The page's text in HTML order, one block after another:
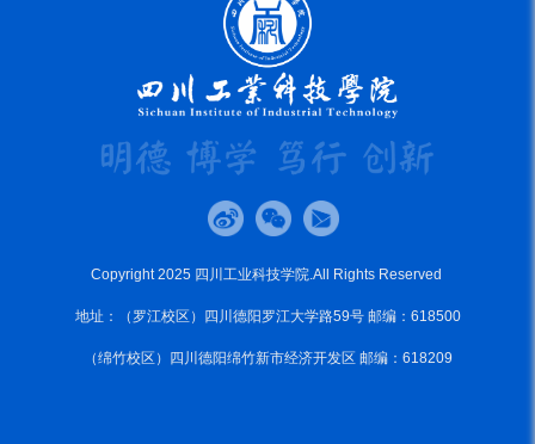
Copyright 2025 四川工业科技学院.All Rights Reserved
地址：（罗江校区）四川德阳罗江大学路59号 邮编：618500
（绵竹校区）四川德阳绵竹新市经济开发区 邮编：618209